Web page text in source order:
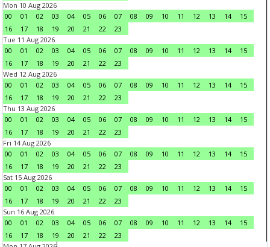
Mon 10 Aug 2026
00
01 02 03 04 05 06 07 08 09 10 11 12 13 14
15
16
17 18 19 20 21 22
23
Tue 11 Aug 2026
00
01 02 03 04 05 06 07 08 09 10 11 12 13 14
15
16
17 18 19 20 21 22
23
Wed 12 Aug 2026
00
01 02 03 04 05 06 07 08 09 10 11 12 13 14
15
16
17 18 19 20 21 22
23
Thu 13 Aug 2026
00
01 02 03 04 05 06 07 08 09 10 11 12 13 14
15
16
17 18 19 20 21 22
23
Fri 14 Aug 2026
00
01 02 03 04 05 06 07 08 09 10 11 12 13 14
15
16
17 18 19 20 21 22
23
Sat 15 Aug 2026
00
01 02 03 04 05 06 07 08 09 10 11 12 13 14
15
16
17 18 19 20 21 22
23
Sun 16 Aug 2026
00
01 02 03 04 05 06 07 08 09 10 11 12 13 14
15
16
17 18 19 20 21 22
23